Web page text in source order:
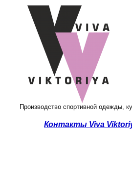
Производство спортивной одежды,
Контакты Viva